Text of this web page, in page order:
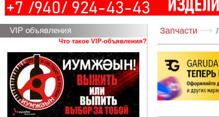
VIP объявления
Что такое VIP-объявления?
Запчасти